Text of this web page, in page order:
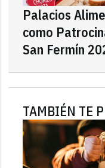
Palacios
como
San Fermín
TAMBIÉN TE